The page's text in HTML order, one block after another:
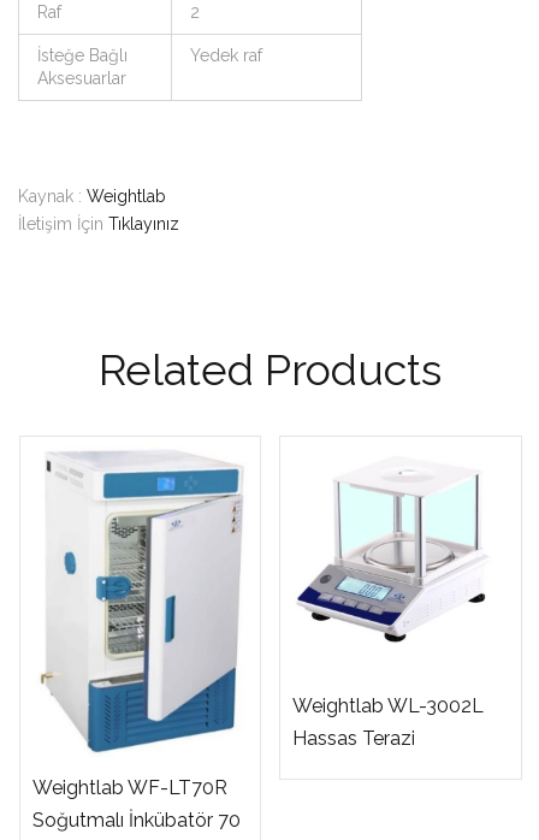
Raf 2
İsteğe Bağlı
Aksesuarlar
Yedek raf
Kaynak : Weightlab
İletişim İçin Tıklayınız
Related Products
Weightlab WF-LT70R
Soğutmalı İnkübatör 70
Weightlab WL-3002L
Hassas Terazi